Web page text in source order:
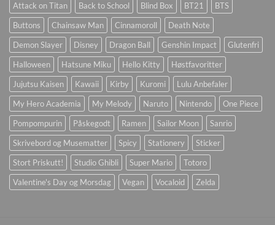
Attack on Titan Back to School Blind Box BT21
BTS
Buttons
Chainsaw Man Cinnamoroll
Death Note
Demon Slayer
Disney Dragon Ball Genshin Impact
Glutenfri
Halloween
Hatsune Miku Hello Kitty
Høstfavoritter
Jujutsu Kaisen
Kawaii Kirby Kuromi
Lulu Anbefaler
My Hero Academia
My Melody Naruto Nintendo
One Piece
Pompompurin
Påskegodt Ramen Sailor Moon
Sanrio
Skrivebord og Musematter
Spicy Stationery
Sticker
Stort Priskutt!
Studio Ghibli Super Mario
Totoro
Valentine's Day og Morsdag
Vegan Vocaloid Zelda